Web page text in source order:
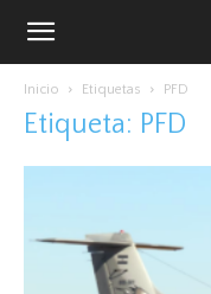
Inicio Etiquetas PFD
Etiqueta: PFD